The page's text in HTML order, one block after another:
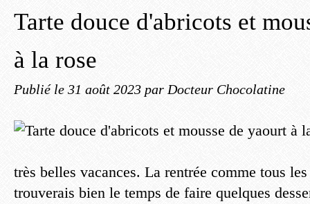
Tarte douce d'abricots et
à la rose
Publié le 31 août 2023 par Docteur Chocolatine
très belles vacances. La rentrée comme tous
trouverais bien le temps de faire quelques